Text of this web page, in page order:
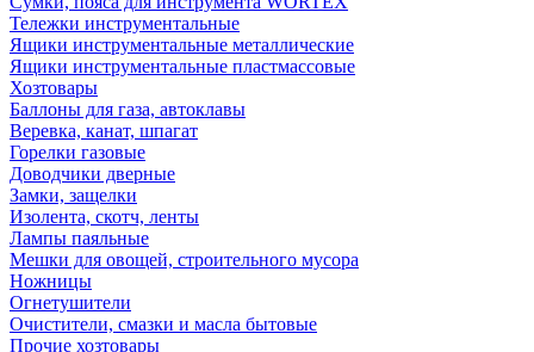
Тележки инструментальные
Ящики инструментальные металлические
Ящики инструментальные пластмассовые
Хозтовары
Баллоны для газа, автоклавы
Веревка, канат, шпагат
Горелки газовые
Доводчики дверные
Замки, защелки
Изолента, скотч, ленты
Лампы паяльные
Мешки для овощей, строительного мусора
Ножницы
Огнетушители
Очистители, смазки и масла бытовые
Прочие хозтовары